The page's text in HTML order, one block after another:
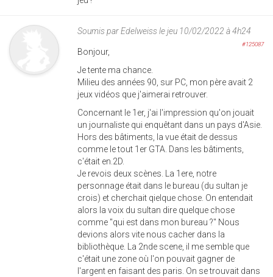
Soumis parEdelweissle jeu 10/02/2022 à 4h24
#125087
Bonjour,
Je tente ma chance.
Milieu des années 90, sur PC, mon père avait 2
jeux vidéos que j'aimerai retrouver.
Concernant le 1er, j'ai l'impression qu'on jouait
un journaliste qui enquêtant dans un pays d'Asie.
Hors des bâtiments, la vue était de dessus
comme le tout 1er GTA. Dans les bâtiments,
c'était en.2D.
Je revois deux scènes. La 1ere, notre
personnage était dans le bureau (du sultan je
crois) et cherchait qielque chose. On entendait
alors la voix du sultan dire quelque chose
comme "qui est dans mon bureau ?" Nous
devions alors vite nous cacher dans la
bibliothèque. La 2nde scene, il me semble que
c'était une zone où l'on pouvait gagner de
l'argent en faisant des paris. On se trouvait dans